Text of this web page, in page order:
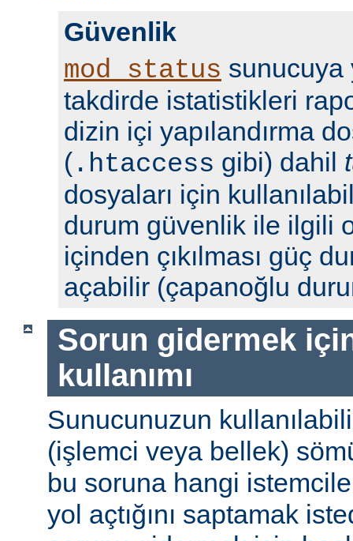
Güvenlik
mod_status sunucuya
takdirde istatistikleri
dizin içi yapılandırma
( .htaccess gibi) dahil
dosyaları için
durum güvenlik ile ilgili
içinden çıkılması güç
açabilir (çapanoğlu
Sorun gidermek
kullanımı
Sunucunuzun
(işlemci veya bellek)
bu soruna hangi
yol açtığını saptamak